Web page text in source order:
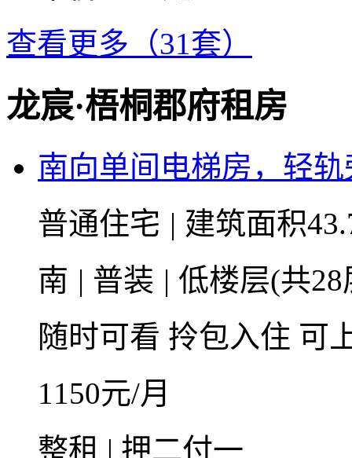
查看更多（31套）
龙宸·梧桐郡府租房
南向单间电梯房，轻
普通住宅 | 建筑面积
南 | 普装 | 低楼层(共
随时可看 拎包入住 可
1150元/月
整租 | 押二付一